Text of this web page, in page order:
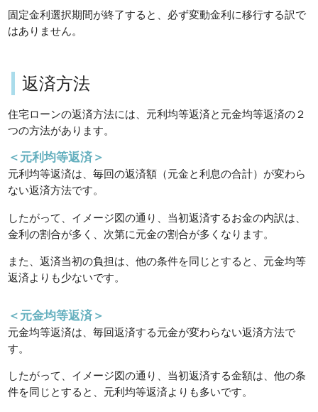
固定金利選択期間が終了すると、必ず変動金利に移行する訳で
はありません。
返済方法
住宅ローンの返済方法には、元利均等返済と元金均等返済の２
つの方法があります。
＜元利均等返済＞
元利均等返済は、毎回の返済額（元金と利息の合計）が変わら
ない返済方法です。
したがって、イメージ図の通り、当初返済するお金の内訳は、
金利の割合が多く、次第に元金の割合が多くなります。
また、返済当初の負担は、他の条件を同じとすると、元金均等
返済よりも少ないです。
＜元金均等返済＞
元金均等返済は、毎回返済する元金が変わらない返済方法で
す。
したがって、イメージ図の通り、当初返済する金額は、他の条
件を同じとすると、元利均等返済よりも多いです。